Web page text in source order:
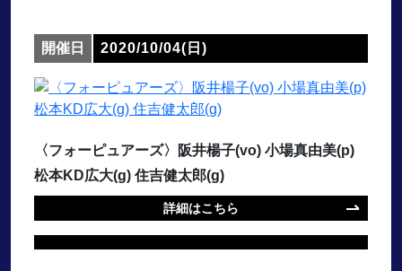
開催日 2020/10/04(日)
〈フォーピュアーズ〉阪井楊子(vo) 小場真由美(p)
松本KD広大(g) 住吉健太郎(g)
詳細はこちら